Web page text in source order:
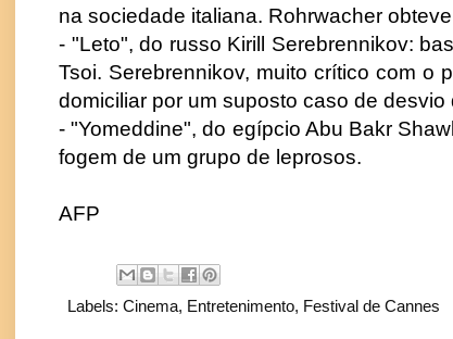
na sociedade italiana. Rohrwacher
- "Leto", do russo Kirill Serebrennikov:
Tsoi. Serebrennikov, muito crítico com o
domiciliar por um suposto caso de desvio
- "Yomeddine", do egípcio Abu Bakr
fogem de um grupo de leprosos.
AFP
Labels: Cinema, Entretenimento, Festival de Cannes